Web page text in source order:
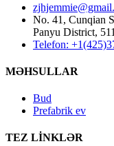
No. 41, Cunqian
Panyu District,
Telefon:
MƏHSULLAR
Bud
Prefabrik ev
TEZ LİNKLƏR